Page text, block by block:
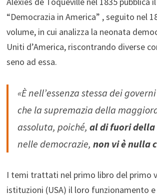
“Democrazia in America” , seguito nel
volume, in cui analizza la neonata
Uniti d’America, riscontrando diverse
seno ad essa.
«È nell’essenza stessa dei
che la supremazia della
assoluta, poiché, al di fuori
nelle democrazie, non vi è nulla
I temi trattati nel primo libro del primo
istituzioni (USA) il loro funzionamento